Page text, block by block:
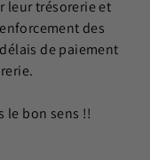
leur trésorerie et
des
de paiement
le bon sens !!